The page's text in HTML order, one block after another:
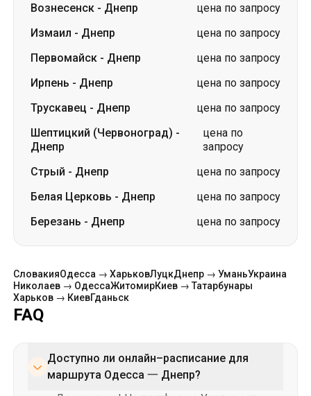
Вознесенск - Днепр
цена по запросу
Измаил - Днепр
цена по запросу
Первомайск - Днепр
цена по запросу
Ирпень - Днепр
цена по запросу
Трускавец - Днепр
цена по запросу
Шептицкий (Червоноград) -
Днепр
цена по
запросу
Стрый - Днепр
цена по запросу
Белая Церковь - Днепр
цена по запросу
Березань - Днепр цена по запросу
СловакияОдесса → ХарьковЛуцкДнепр → УманьУкраина
Николаев → ОдессаЖитомирКиев → Татарбунары
Харьков → КиевГданьск
FAQ
Доступно ли онлайн–расписание для
маршрута Одесса 一 Днепр?